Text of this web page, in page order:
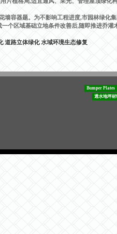
容器题。为不影响工程进度,市园林绿化
个区域基础立地条件改善后,随即推进乔灌
道路立体绿化 水域环境生态修复
Bumper Plates
透水地坪材